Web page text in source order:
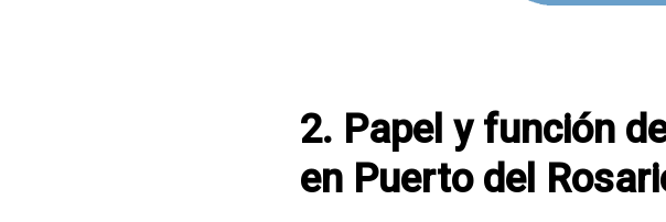
2. Papel y función
en Puerto del